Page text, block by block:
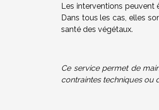
Les interventions peuvent
Dans tous les cas, elles
santé des végétaux.
Ce service permet de
contraintes techniques ou